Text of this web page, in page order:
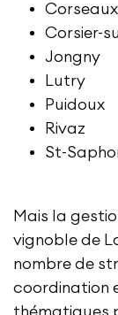
Corseaux
Corsier-
Jongny
Lutry
Puidoux
Rivaz
St-
Mais la
vignoble de
nombre de
coordination
thématiques